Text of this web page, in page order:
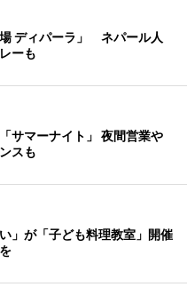
ディパーラ」 ネパール人
ーも
サマーナイト」 夜間営業や
スも
」が「子ども料理教室」開催